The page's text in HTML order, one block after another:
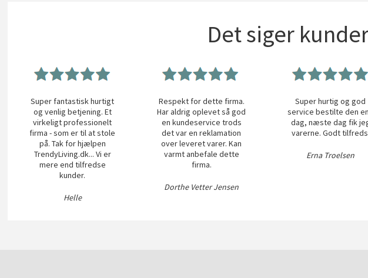
Det siger
Super fantastisk hurtigt
og venlig betjening. Et
virkeligt professionelt
firma - som er til at stole
på. Tak for hjælpen
TrendyLiving.dk... Vi er
mere end tilfredse
kunder.
Helle
Respekt for dette firma.
Har aldrig oplevet så god
en kundeservice trods
det var en reklamation
over leveret varer. Kan
varmt anbefale dette
firma.
Dorthe Vetter Jensen
Super hurtig og god
service bestilte den
dag, næste dag fik
varerne. Godt
Erna Troelsen